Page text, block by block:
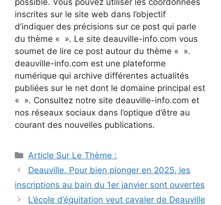
inscrites sur le site web dans l’objectif
d’indiquer des précisions sur ce post qui parle
du thème « ». Le site deauville-info.com vous
soumet de lire ce post autour du thème « ».
deauville-info.com est une plateforme
numérique qui archive différentes actualités
publiées sur le net dont le domaine principal est
« ». Consultez notre site deauville-info.com et
nos réseaux sociaux dans l’optique d’être au
courant des nouvelles publications.
Catégories
Article Sur Le Thème :
Navigation
des
articles
Deauville. Pour bien plonger en 2025, les
inscriptions au bain du 1er janvier sont ouvertes
L’école d’équitation veut cavaler de Deauville